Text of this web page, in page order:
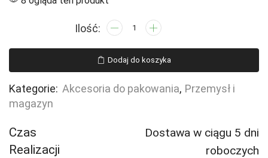
ilość
stalowa,
16x0,5
mm,
Dodaj do koszyka
Kategorie: Akcesoria do pakowania, Przemysł i
magazyn
Czas
Realizacji
Dostawa w ciągu 5 dni
roboczych